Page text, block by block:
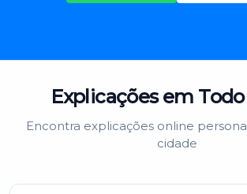
Explicações em
Encontra explicações online
cidade